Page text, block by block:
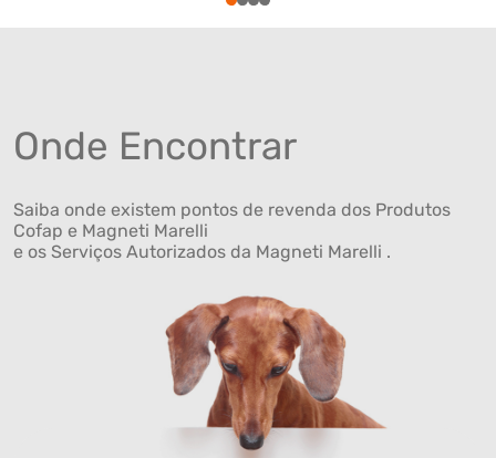
1234
Onde Encontrar
Saiba onde existem pontos de revenda dos Produtos
Cofap e Magneti Marelli
e os Serviços Autorizados da Magneti Marelli .